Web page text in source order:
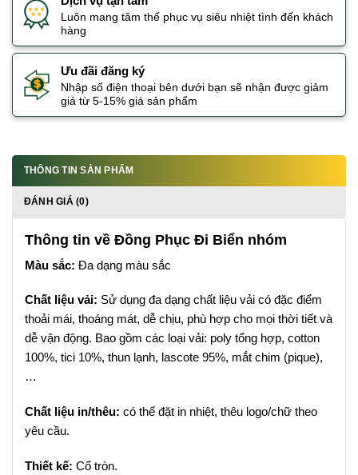
Luôn mang tâm thế phục vụ siêu nhiệt tình đến khách
hàng
Ưu đãi đăng ký
Nhập số điện thoại bên dưới bạn sẽ nhận được giảm
giá từ 5-15% giá sản phẩm
THÔNG TIN SẢN PHẨM
ĐÁNH GIÁ (0)
Thông tin về Đồng Phục Đi Biển nhóm
Màu sắc: Đa dạng màu sắc
Chất liệu vải: Sử dụng đa dạng chất liệu vải có đặc điểm
thoải mái, thoáng mát, dễ chịu, phù hợp cho mọi thời tiết và
dễ vận động. Bao gồm các loại vải: poly tổng hợp, cotton
100%, tici 10%, thun lạnh, lascote 95%, mắt chim (pique),
…
Chất liệu in/thêu: có thể đặt in nhiệt, thêu logo/chữ theo
yêu cầu.
Thiết kế: Cổ tròn.